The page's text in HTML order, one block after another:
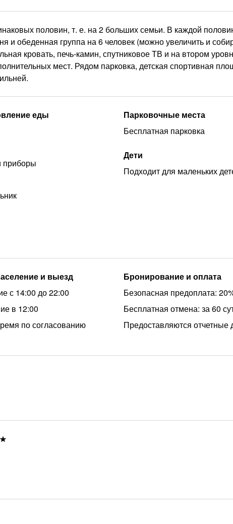
половин, т. е. на 2 больших семьи. В каждой
и обеденная группа на 6 человек (можно увеличить и
кровать, печь-камин, спутниковое ТВ и на втором
мест. Рядом парковка, детская спортивная
еды
приборы
Парковочные места
Бесплатная парковка
Дети
Подходит для маленьких
и выезд
с 14:00 до 22:00
в 12:00
по согласованию
Бронирование и оплата
Безопасная предоплата:
Бесплатная отмена: за 60
Предоставляются отчетные